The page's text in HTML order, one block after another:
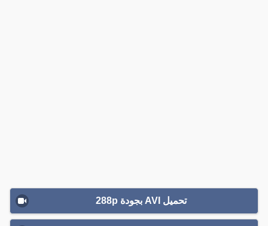
تحميل AVI بجودة 288p